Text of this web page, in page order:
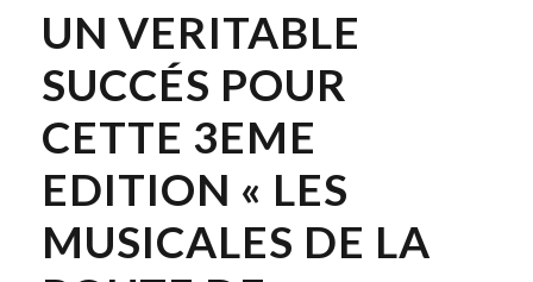
UN VERITABLE
SUCCÉS POUR
CETTE 3EME
EDITION « LES
MUSICALES DE LA